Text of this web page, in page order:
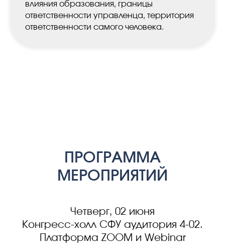
влияния образования, границы
ответственности управленца, территория
ответственности самого человека.
ПРОГРАММА
МЕРОПРИЯТИЙ
Четверг, 02 июня
Конгресс-холл СФУ аудитория 4-02.
Платформа ZOOM и Webinar